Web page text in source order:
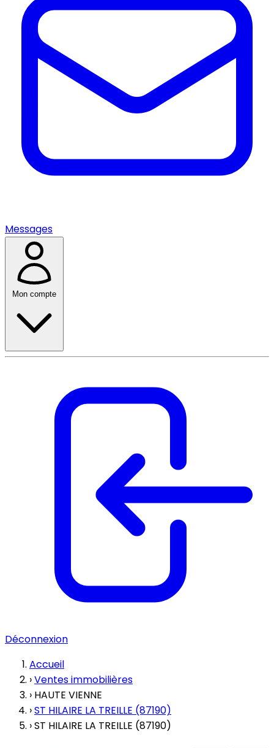
Messages
Mon compte
Déconnexion
Accueil
›Ventes immobilières
› HAUTE VIENNE
›ST HILAIRE LA TREILLE (87190)
›ST HILAIRE LA TREILLE (87190)